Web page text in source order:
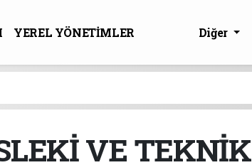
YEREL YÖNETİMLER
Diğer
VE TEKNİK